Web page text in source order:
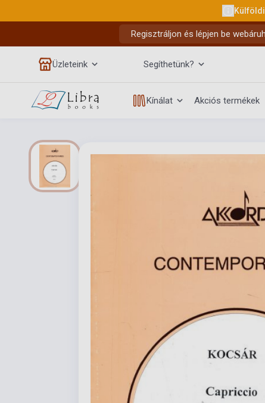
Regisztráljon és lépjen be
Üzleteink Segíthetünk?
Kínálat Akciós termékek